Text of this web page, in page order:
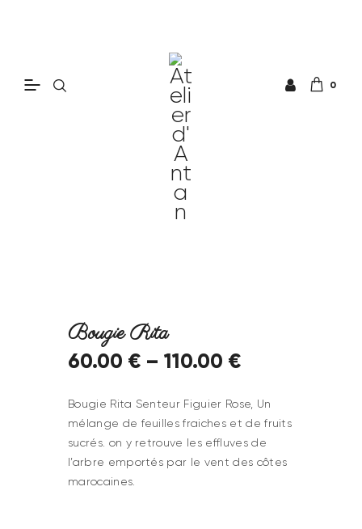
0
Bougie Rita
60.00 € – 110.00 €
Bougie Rita Senteur Figuier Rose, Un
mélange de feuilles fraiches et de fruits
sucrés. on y retrouve les effluves de
l’arbre emportés par le vent des côtes
marocaines.